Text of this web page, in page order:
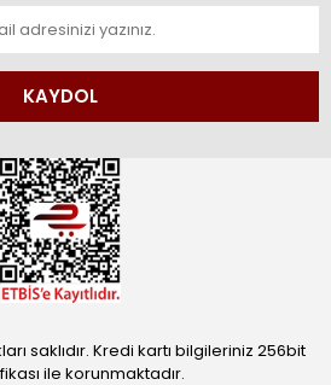
KAYDOL
saklıdır. Kredi kartı bilgileriniz 256bit
ile korunmaktadır.